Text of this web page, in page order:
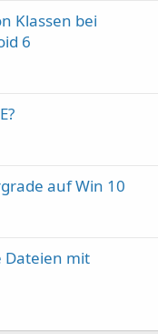
Klassen bei
6
auf Win 10
Dateien mit